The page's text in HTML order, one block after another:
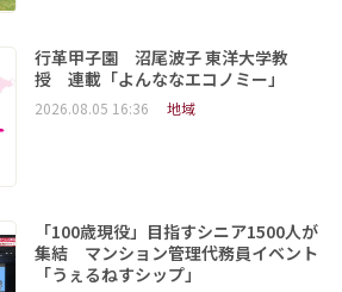
行革甲子園 沼尾波子 東洋大学教
授 連載「よんななエコノミー」
2026.08.05 16:36 地域
「100歳現役」目指すシニア1500人が
集結 マンション管理代務員イベント
「うぇるねすシップ」